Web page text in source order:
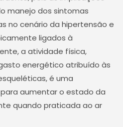
manejo dos sintomas
no cenário da hipertensão e
ligados à
a atividade física,
energético atribuído às
é uma
aumentar o estado da
quando praticada ao ar